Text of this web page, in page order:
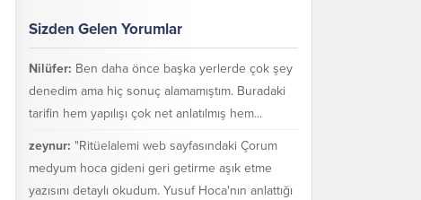
Sizden Gelen Yorumlar
Nilüfer: Ben daha önce başka yerlerde çok şey
denedim ama hiç sonuç alamamıştım. Buradaki
tarifin hem yapılışı çok net anlatılmış hem...
zeynur: "Ritüelalemi web sayfasındaki Çorum
medyum hoca gideni geri getirme aşık etme
yazısını detaylı okudum. Yusuf Hoca'nın anlattığı